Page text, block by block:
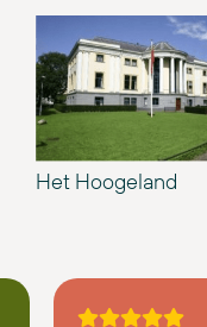
Het Hoogeland